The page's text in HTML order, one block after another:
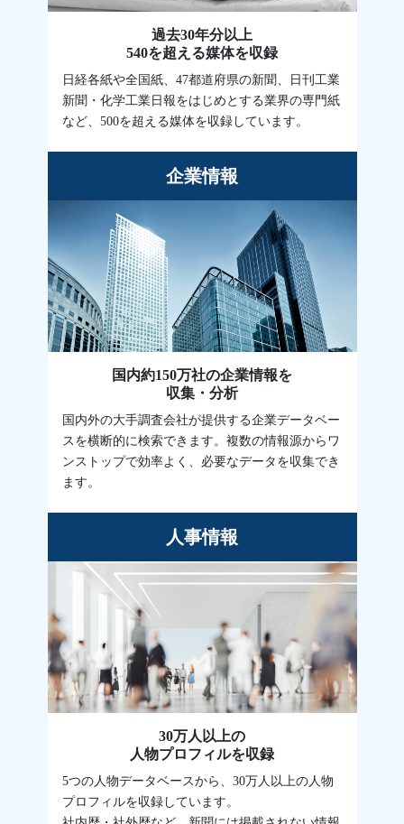
過去30年分以上
540を超える媒体を収録
日経各紙や全国紙、47都道府県の新聞、日刊工業
新聞・化学工業日報をはじめとする業界の専門紙
など、500を超える媒体を収録しています。
企業情報
国内約150万社の企業情報を
収集・分析
国内外の大手調査会社が提供する企業データベー
スを横断的に検索できます。複数の情報源からワ
ンストップで効率よく、必要なデータを収集でき
ます。
人事情報
30万人以上の
人物プロフィルを収録
5つの人物データベースから、30万人以上の人物
プロフィルを収録しています。